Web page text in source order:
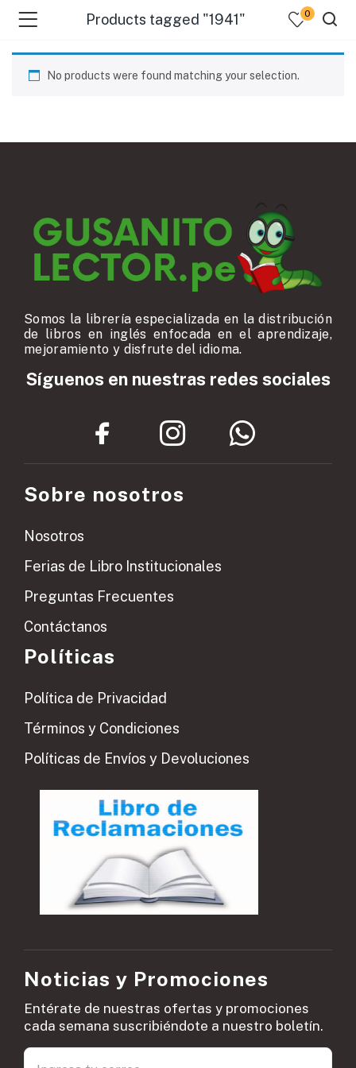
Products tagged "1941" 0
No products were found matching your selection.
Somos la librería especializada en la distribución
de libros en inglés enfocada en el aprendizaje,
mejoramiento y disfrute del idioma.
Síguenos en nuestras redes sociales
Sobre nosotros
Nosotros
Ferias de Libro Institucionales
Preguntas Frecuentes
Contáctanos
Políticas
Política de Privacidad
Términos y Condiciones
Políticas de Envíos y Devoluciones
Noticias y Promociones
Entérate de nuestras ofertas y promociones
cada semana suscribiéndote a nuestro boletín.